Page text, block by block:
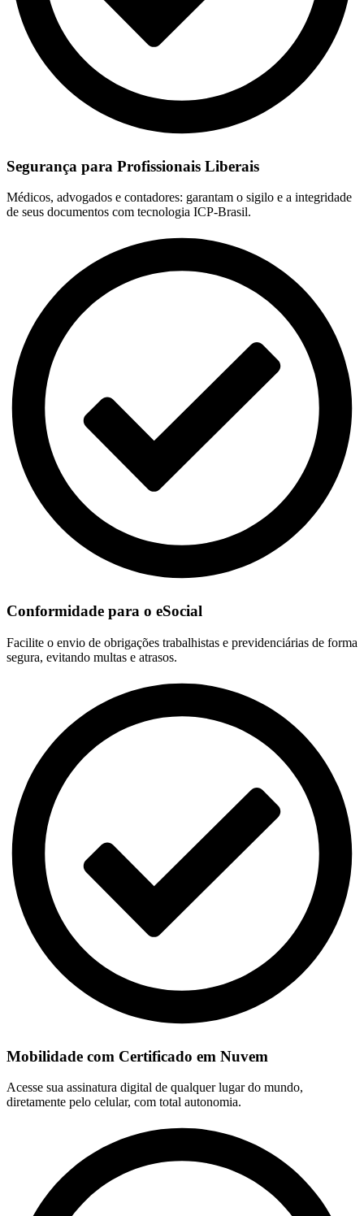
Segurança para Profissionais Liberais
Médicos, advogados e contadores: garantam o sigilo e a integridade
de seus documentos com tecnologia ICP-Brasil.
Conformidade para o eSocial
Facilite o envio de obrigações trabalhistas e previdenciárias de forma
segura, evitando multas e atrasos.
Mobilidade com Certificado em Nuvem
Acesse sua assinatura digital de qualquer lugar do mundo,
diretamente pelo celular, com total autonomia.